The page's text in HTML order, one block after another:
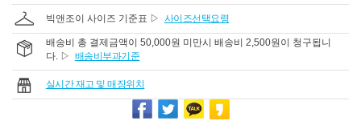
빅앤조이 사이즈 기준표 ▷ 사이즈선택요령
배송비 총 결제금액이 50,000원 미만시 배송비 2,500원이 청구됩니
다. ▷ 배송비부과기준
실시간 재고 및 매장위치